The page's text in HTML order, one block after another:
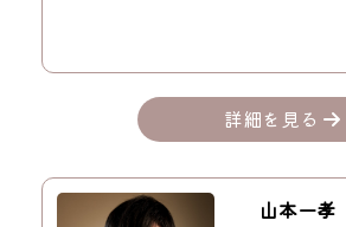
詳細を見る
山本一孝